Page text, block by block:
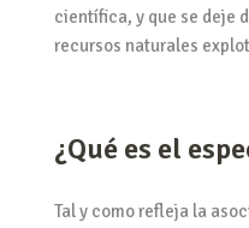
científica, y que se deje
recursos naturales
¿Qué es el
Tal y como refleja la